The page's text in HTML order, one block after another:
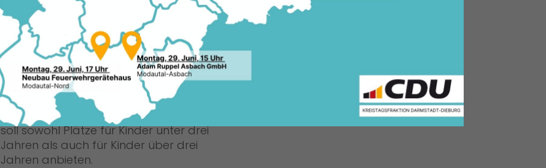
Einrichtungen – möglichst jeweils eine in
Weiterstadt, Gräfenhausen und
Braunshardt – die Betreuungszeiten
wieder bis 17:00 Uhr von Montag bis
Donnerstag sowie bis 16:00 Uhr am
Freitag ausgeweitet werden können,
somit eine Stunde mehr am Tag.
Mindestens eine dieser Einrichtungen
soll sowohl Plätze für Kinder unter drei
Jahren als auch für Kinder über drei
Jahren anbieten.